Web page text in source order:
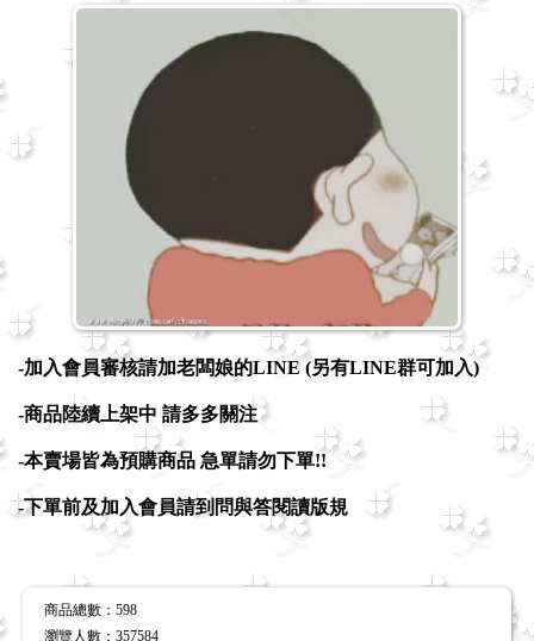
-加入會員審核請加老闆娘的LINE (另有LINE群可加入)
-商品陸續上架中 請多多關注
-本賣場皆為預購商品 急單請勿下單!!
-下單前及加入會員請到問與答閱讀版規
商品總數 ：598
瀏覽人數 ：357584